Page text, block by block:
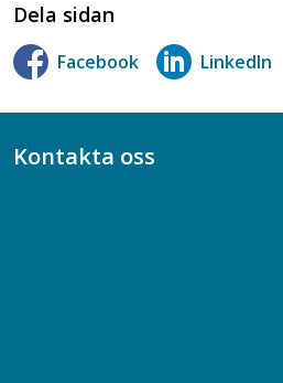
Dela sidan
Facebook LinkedIn
Kontakta oss